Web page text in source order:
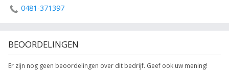
0481-371397
BEOORDELINGEN
Er zijn nog geen beoordelingen over dit bedrijf. Geef ook uw mening!